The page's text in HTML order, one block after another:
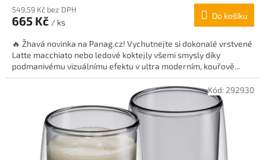
549,59 Kč bez DPH
665 Kč / ks
Do košíku
🔥 Žhavá novinka na Panag.cz! Vychutnejte si dokonalé vrstvené
Latte macchiato nebo ledové koktejly všemi smysly díky
podmanivému vizuálnímu efektu v ultra moderním, kouřově...
Kód: 292930